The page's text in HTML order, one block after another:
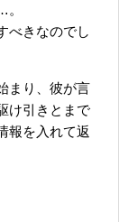
べきなのでし
まり、彼が言
け引きとまで
報を入れて返